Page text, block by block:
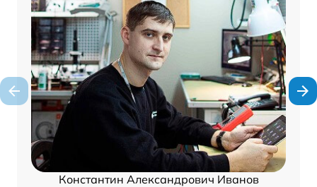
Константин Александрович Иванов